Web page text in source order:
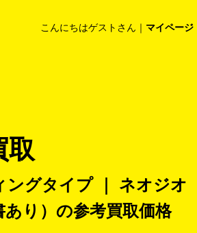
こんにちはゲストさん｜ マイページ
コラム マイページ 採用情報
取
グタイプ ｜ ネオジオ
あり）の参考買取価格